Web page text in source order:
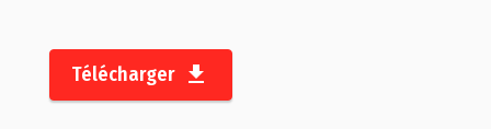
Télécharger